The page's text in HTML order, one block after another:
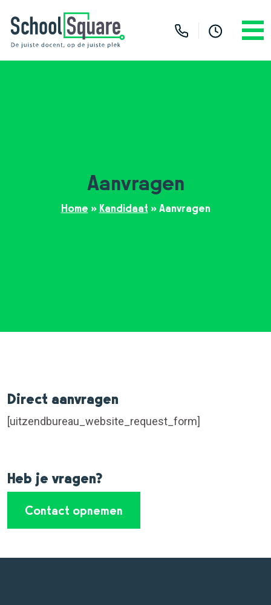
Aanvragen
Home » Kandidaat »Aanvragen
Direct aanvragen
[uitzendbureau_website_request_form]
Heb je vragen?
Contact opnemen